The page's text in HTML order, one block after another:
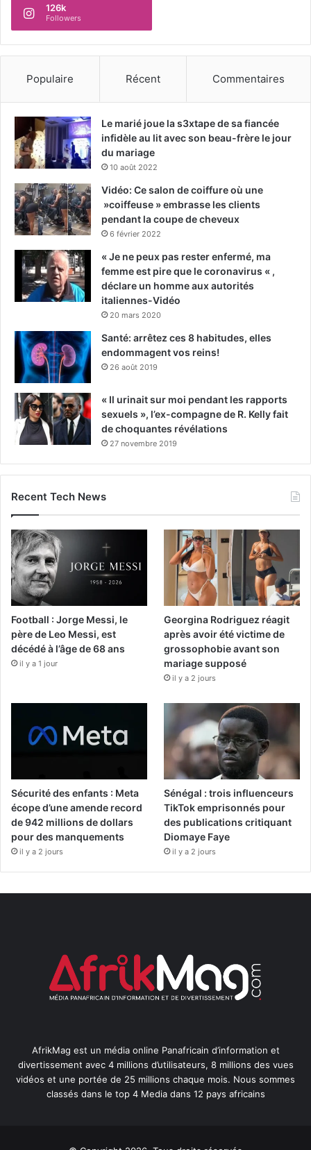
126k
Followers
Populaire Récent Commentaires
Le marié joue la s3xtape de sa fiancée
infidèle au lit avec son beau-frère le jour
du mariage
10 août 2022
Vidéo: Ce salon de coiffure où une
»coiffeuse » embrasse les clients
pendant la coupe de cheveux
6 février 2022
« Je ne peux pas rester enfermé, ma
femme est pire que le coronavirus « ,
déclare un homme aux autorités
italiennes-Vidéo
20 mars 2020
Santé: arrêtez ces 8 habitudes, elles
endommagent vos reins!
26 août 2019
« Il urinait sur moi pendant les rapports
sexuels », l’ex-compagne de R. Kelly fait
de choquantes révélations
27 novembre 2019
Recent Tech News
Football : Jorge Messi, le
père de Leo Messi, est
décédé à l’âge de 68 ans
il y a 1 jour
Georgina Rodriguez réagit
après avoir été victime de
grossophobie avant son
mariage supposé
il y a 2 jours
Sécurité des enfants : Meta
écope d’une amende record
de 942 millions de dollars
pour des manquements
il y a 2 jours
Sénégal : trois influenceurs
TikTok emprisonnés pour
des publications critiquant
Diomaye Faye
il y a 2 jours
AfrikMag est un média online Panafricain d’information et
divertissement avec 4 millions d’utilisateurs, 8 millions des vues
vidéos et une portée de 25 millions chaque mois. Nous sommes
classés dans le top 4 Media dans 12 pays africains